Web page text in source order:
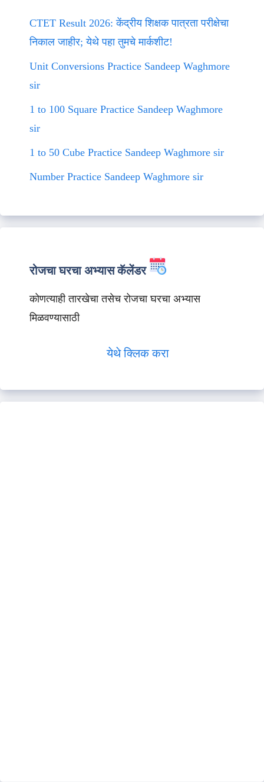
CTET Result 2026: केंद्रीय शिक्षक पात्रता परीक्षेचा
निकाल जाहीर; येथे पहा तुमचे मार्कशीट!
Unit Conversions Practice Sandeep Waghmore
sir
1 to 100 Square Practice Sandeep Waghmore
sir
1 to 50 Cube Practice Sandeep Waghmore sir
Number Practice Sandeep Waghmore sir
रोजचा घरचा अभ्यास कॅलेंडर
कोणत्याही तारखेचा तसेच रोजचा घरचा अभ्यास
मिळवण्यासाठी
येथे क्लिक करा